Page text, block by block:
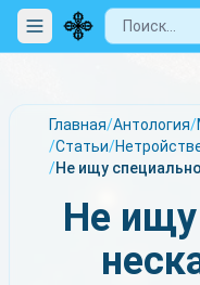
Главная/Антология/
/Статьи/
/Не ищу
Не ищу